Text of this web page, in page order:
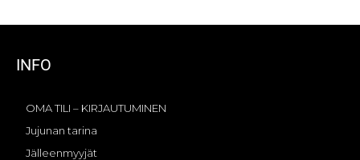
INFO
OMA TILI – KIRJAUTUMINEN
Jujunan tarina
Jälleenmyyjät